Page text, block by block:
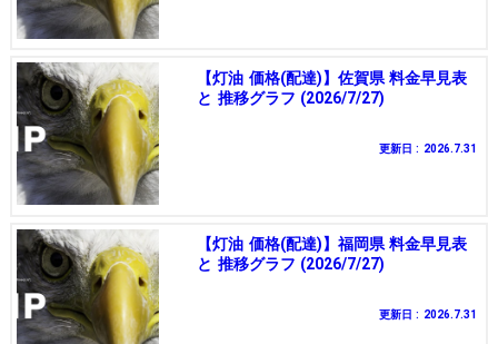
【灯油 価格(配達)】佐賀県 料金早見表
と 推移グラフ (2026/7/27)
更新日 : 2026.7.31
【灯油 価格(配達)】福岡県 料金早見表
と 推移グラフ (2026/7/27)
更新日 : 2026.7.31